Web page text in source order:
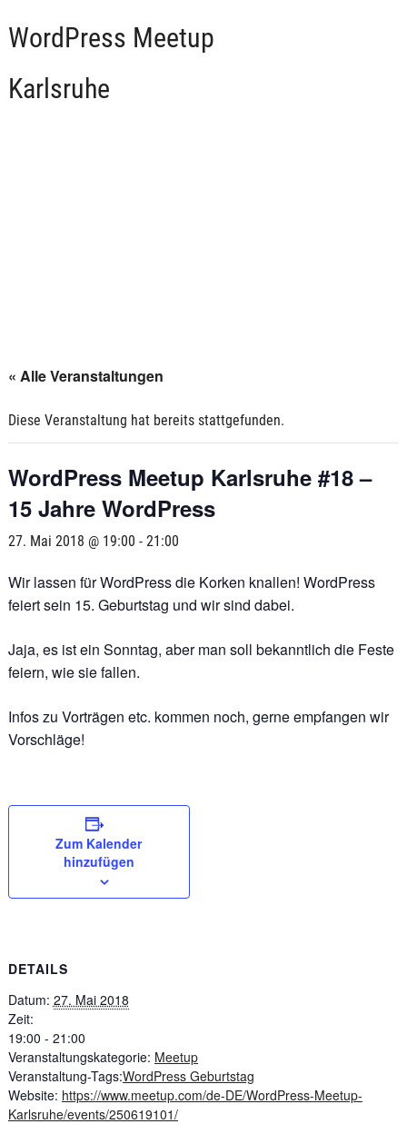
WordPress Meetup
Karlsruhe
« Alle Veranstaltungen
Diese Veranstaltung hat bereits stattgefunden.
WordPress Meetup Karlsruhe #18 –
15 Jahre WordPress
27. Mai 2018 @ 19:00 - 21:00
Wir lassen für WordPress die Korken knallen! WordPress
feiert sein 15. Geburtstag und wir sind dabei.
Jaja, es ist ein Sonntag, aber man soll bekanntlich die Feste
feiern, wie sie fallen.
Infos zu Vorträgen etc. kommen noch, gerne empfangen wir
Vorschläge!
Zum Kalender
hinzufügen
DETAILS
Datum: 27. Mai 2018
Zeit:
19:00 - 21:00
Veranstaltungskategorie: Meetup
Veranstaltung-Tags:WordPress Geburtstag
Website: https://www.meetup.com/de-DE/WordPress-Meetup-
Karlsruhe/events/250619101/